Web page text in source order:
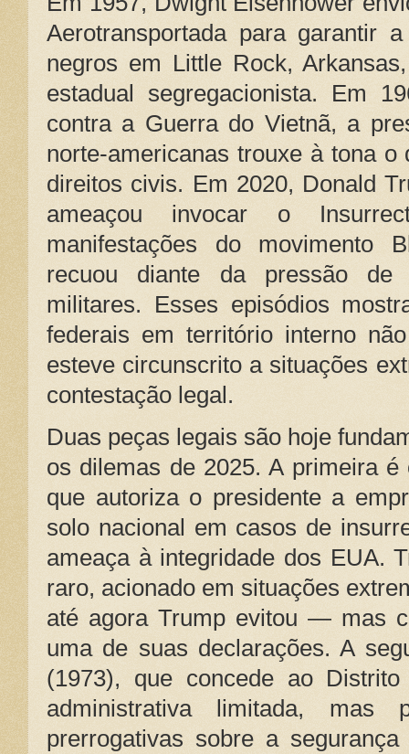
Aerotransportada para garantir
negros em Little Rock,
estadual segregacionista. Em
contra a Guerra do Vietnã, a
norte-americanas trouxe à tona o
direitos civis. Em 2020, Donald
ameaçou invocar o
manifestações do movimento
recuou diante da pressão de
militares. Esses episódios
federais em território interno
esteve circunscrito a situações
contestação legal.
Duas peças legais são hoje
os dilemas de 2025. A primeira
que autoriza o presidente a
solo nacional em casos de
ameaça à integridade dos EUA.
raro, acionado em situações
até agora Trump evitou — mas
uma de suas declarações. A
(1973), que concede ao
administrativa limitada, mas
prerrogativas sobre a